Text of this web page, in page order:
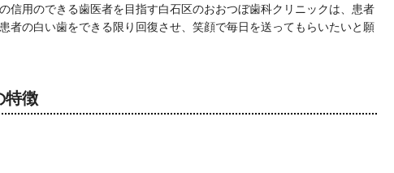
信用のできる歯医者を目指す白石区のおおつぼ歯科クリニックは、患者
者の白い歯をできる限り回復させ、笑顔で毎日を送ってもらいたいと願
特徴